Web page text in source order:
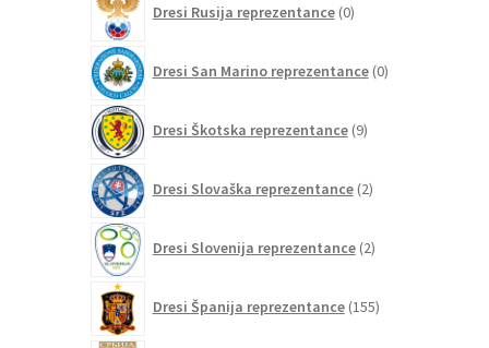
Dresi Rusija reprezentance 0izdelkov
Dresi San Marino reprezentance 0izdelkov
Dresi Škotska reprezentance 9izdelkov
Dresi Slovaška reprezentance 2izdelka
Dresi Slovenija reprezentance 2izdelka
Dresi Španija reprezentance 155izdelkov